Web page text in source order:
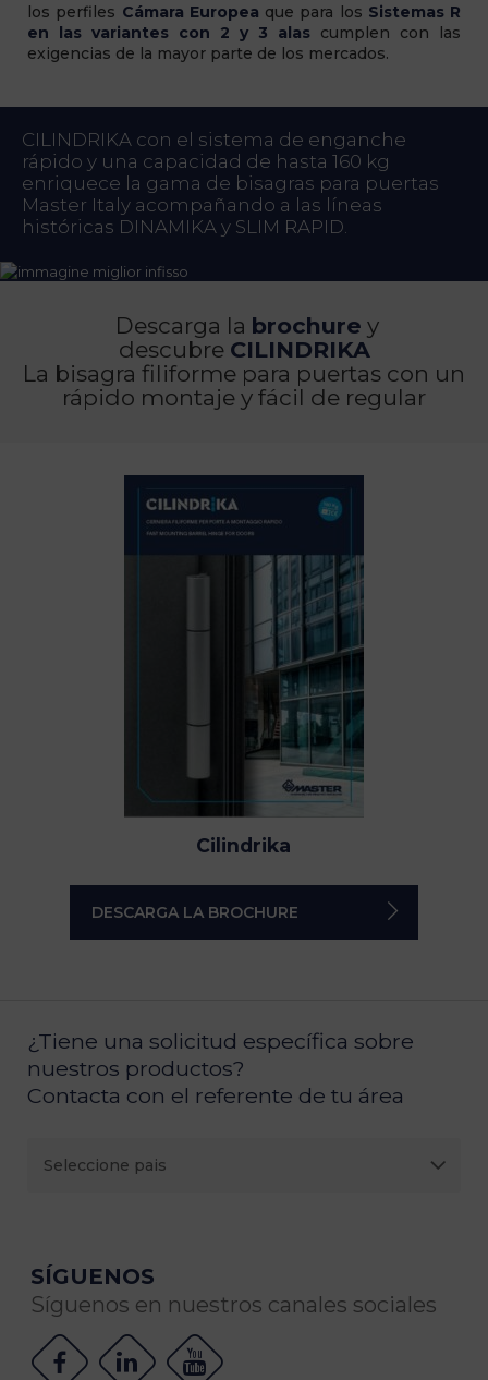
los perfiles Cámara Europea que para los Sistemas R
en las variantes con 2 y 3 alas cumplen con las
exigencias de la mayor parte de los mercados.
CILINDRIKA con el sistema de enganche
rápido y una capacidad de hasta 160 kg
enriquece la gama de bisagras para puertas
Master Italy acompañando a las líneas
históricas DINAMIKA y SLIM RAPID.
Descarga la brochure y
descubre CILINDRIKA
La bisagra filiforme para puertas con un
rápido montaje y fácil de regular
Cilindrika
DESCARGA LA BROCHURE
¿Tiene una solicitud específica sobre
nuestros productos?
Contacta con el referente de tu área
SÍGUENOS
Síguenos en nuestros canales sociales